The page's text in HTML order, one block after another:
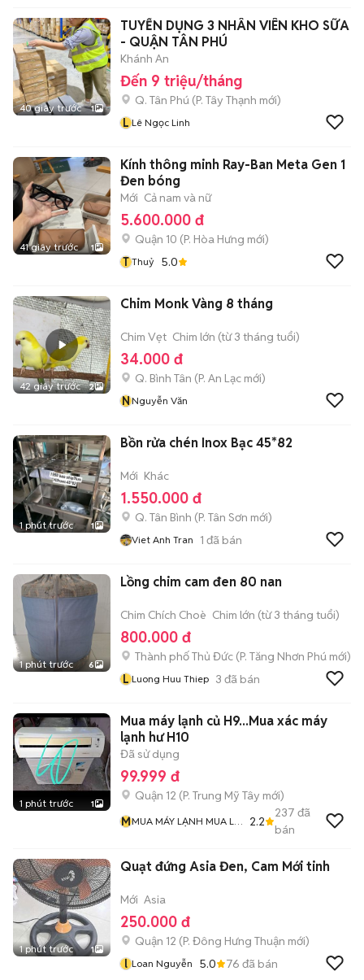
40 giây trước 1
TUYỂN DỤNG 3 NHÂN VIÊN KHO SỮA
- QUẬN TÂN PHÚ
Khánh An
Đến 9 triệu/tháng
Q. Tân Phú (P. Tây Thạnh mới)
L Lê Ngọc Linh
41 giây trước 1
Kính thông minh Ray-Ban Meta Gen 1
Đen bóng
Mới Cả nam và nữ
5.600.000 đ
Quận 10 (P. Hòa Hưng mới)
T Thuỷ 5.0
42 giây trước 2
Chim Monk Vàng 8 tháng
Chim Vẹt Chim lớn (từ 3 tháng tuổi)
34.000 đ
Q. Bình Tân (P. An Lạc mới)
NNguyễn Văn
1 phút trước 1
Bồn rửa chén Inox Bạc 45*82
Mới Khác
1.550.000 đ
Q. Tân Bình (P. Tân Sơn mới)
Viet Anh Tran 1 đã bán
1 phút trước 6
Lồng chim cam đen 80 nan
Chim Chích Choè Chim lớn (từ 3 tháng tuổi)
800.000 đ
Thành phố Thủ Đức (P. Tăng Nhơn Phú mới)
L Luong Huu Thiep 3 đã bán
1 phút trước 1
Mua máy lạnh củ H9...Mua xác máy
lạnh hư H10
Đã sử dụng
99.999 đ
Quận 12 (P. Trung Mỹ Tây mới)
MMUA MÁY LẠNH MUA LƯ
2.2
237 đã
bán
1 phút trước 1
Quạt đứng Asia Đen, Cam Mới tinh
Mới Asia
250.000 đ
Quận 12 (P. Đông Hưng Thuận mới)
l Loan Nguyễn 5.0 76 đã bán